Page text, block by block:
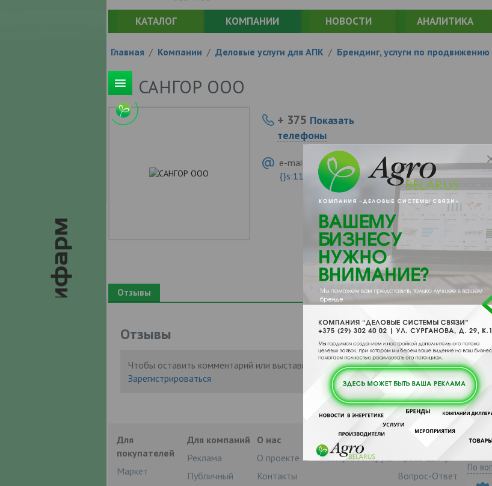
КАТАЛОГ КОМПАНИИ НОВОСТИ АНАЛИТИКА
Главная / Компании / Деловые услуги для АПК / Брендинг, услуги по
САНГОР ООО
+ 375 Показать
телефоны
e-mail:
a:2:{s:5:"VALUE";a:0:
{}s:11:"DESCRIPTION";a:0:{}}
210001, , , ,
Отзывы
Отзывы
Чтобы оставить комментарий или выставить рейтинг, нужноВойтиили
Зарегистрироваться
Для
покупателей
Маркет
Для компаний
Реклама
Публичный
О нас
О проекте
Контакты
Партнеры
ЭнергоБеларусь Пресс-центр
Вопрос-Ответ
Наши
ООО
По